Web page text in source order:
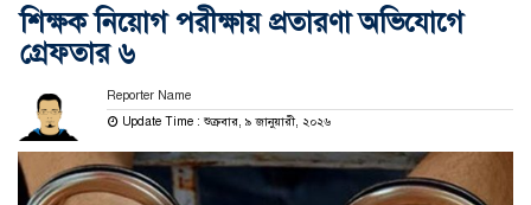
শিক্ষক নিয়োগ পরীক্ষায় প্রতারণা অভিযোগে
গ্রেফতার ৬
Reporter Name
Update Time : শুক্রবার, ৯ জানুয়ারী, ২০২৬